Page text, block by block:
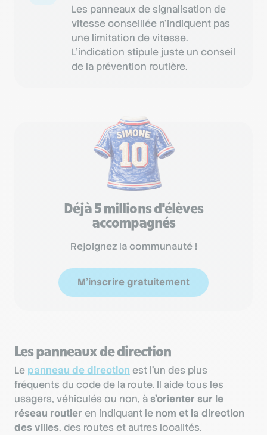
Les panneaux de signalisation de
vitesse conseillée n’indiquent pas
une limitation de vitesse.
L’indication stipule juste un conseil
de la prévention routière.
Déjà 5 millions d'élèves
accompagnés
Rejoignez la communauté !
M'inscrire gratuitement
Les panneaux de direction
Le panneau de direction est l’un des plus
fréquents du code de la route. Il aide tous les
usagers, véhiculés ou non, às’orienter sur le
réseau routier en indiquant le nom et la direction
des villes, des routes et autres localités.